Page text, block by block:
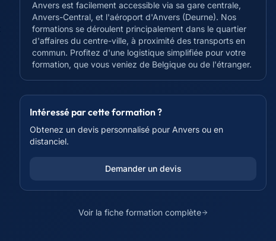
Anvers est facilement accessible via sa gare centrale,
Anvers-Central, et l'aéroport d'Anvers (Deurne). Nos
formations se déroulent principalement dans le quartier
d'affaires du centre-ville, à proximité des transports en
commun. Profitez d'une logistique simplifiée pour votre
formation, que vous veniez de Belgique ou de l'étranger.
Intéressé par cette formation ?
Obtenez un devis personnalisé pour Anvers ou en
distanciel.
Demander un devis
Voir la fiche formation complète